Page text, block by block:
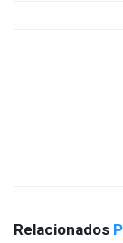
Relacionados